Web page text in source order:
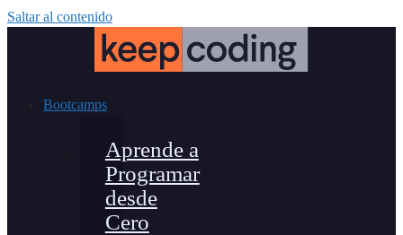
Saltar al contenido
Bootcamps
Aprende a
Programar
desde
Cero